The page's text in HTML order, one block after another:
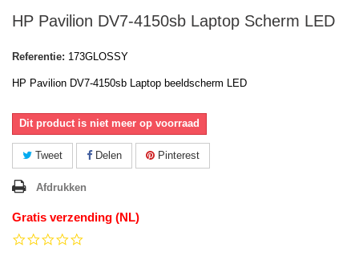
HP Pavilion DV7-4150sb Laptop Scherm LED
Referentie: 173GLOSSY
HP Pavilion DV7-4150sb Laptop beeldscherm LED
Dit product is niet meer op voorraad
Tweet Delen Pinterest
Afdrukken
Gratis verzending (NL)